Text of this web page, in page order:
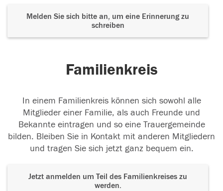
Melden Sie sich bitte an, um eine Erinnerung zu
schreiben
Familienkreis
In einem Familienkreis können sich sowohl alle
Mitglieder einer Familie, als auch Freunde und
Bekannte eintragen und so eine Trauergemeinde
bilden. Bleiben Sie in Kontakt mit anderen Mitgliedern
und tragen Sie sich jetzt ganz bequem ein.
Jetzt anmelden um Teil des Familienkreises zu
werden.